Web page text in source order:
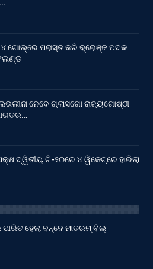
୪ ଗୋଲ୍‌ରେ ପରାସ୍ତ କରି ବ୍ରୋଞ୍ଜ ପଦକ
ଲଭଲୀନା ନେବେ ଗ୍ଲାସଗୋ ରାଜ୍ୟଗୋଷ୍ଠୀ
ଦ୍ୱିତୀୟ ଟି-୨୦ରେ ୪ ୱିକେଟ୍‌ରେ ହାରିଲା
ପାରିତ ହେଲା ବନ୍ଦେ ମାତରମ୍‌ ବିଲ୍‌